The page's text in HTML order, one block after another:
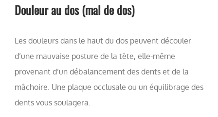
Douleur au dos (mal de dos)
Les douleurs dans le haut du dos peuvent découler
d’une mauvaise posture de la tête, elle-même
provenant d’un débalancement des dents et de la
mâchoire. Une plaque occlusale ou un équilibrage des
dents vous soulagera.